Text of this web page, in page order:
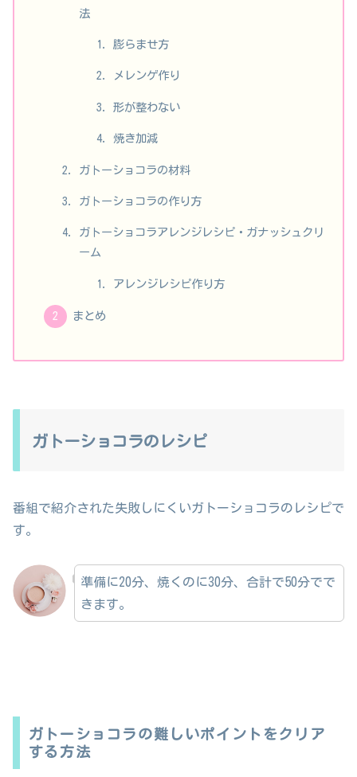
法
膨らませ方
メレンゲ作り
形が整わない
焼き加減
ガトーショコラの材料
ガトーショコラの作り方
ガトーショコラアレンジレシピ・ガナッシュクリ
ーム
アレンジレシピ作り方
まとめ
ガトーショコラのレシピ
番組で紹介された失敗しにくいガトーショコラのレシピで
す。
準備に20分、焼くのに30分、合計で50分でで
きます。
ガトーショコラの難しいポイントをクリア
する方法